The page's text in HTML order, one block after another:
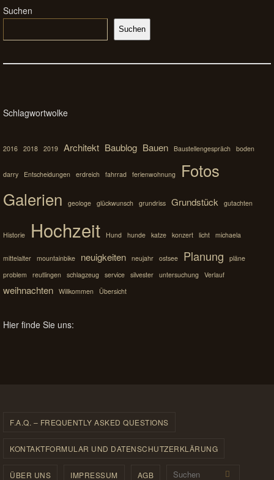
Suchen
Suchen
Schlagwortwolke
2016 2018 2019 Architekt Baublog Bauen Baustellengespräch boden
darry Entscheidungen erdreich fahrrad ferienwohnung
Fotos
Galerien
geologe glückwunsch grundriss Grundstück gutachten
Historie Hochzeit Hund hunde katze konzert licht michaela
mittelalter mountainbike neuigkeiten neujahr ostsee Planung
pläne
problem
reutlingen schlagzeug service silvester untersuchung Verlauf
weihnachten Willkommen Übersicht
Hier finde Sie uns:
F.A.Q. – FREQUENTLY ASKED QUESTIONS
KONTAKTFORMULAR UND DATENSCHUTZERKLÄRUNG
ÜBER UNS IMPRESSUM AGB Suchen